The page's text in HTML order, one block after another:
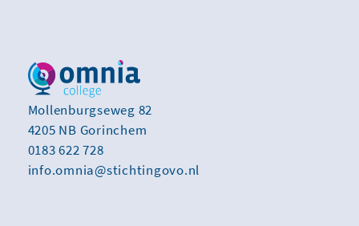
Mollenburgseweg 82
4205 NB Gorinchem
0183 622 728
info.omnia@stichtingovo.nl